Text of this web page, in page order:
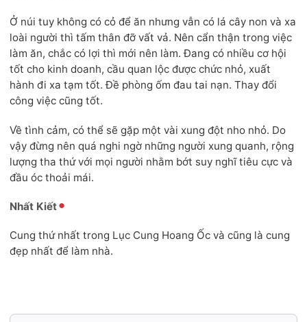
Ở núi tuy không có cỏ để ăn nhưng vẫn có lá cây non và xa
loài người thì tấm thân đỡ vất vả. Nên cẩn thận trong việc
làm ăn, chắc có lợi thì mới nên làm. Đang có nhiều cơ hội
tốt cho kinh doanh, cầu quan lộc được chức nhỏ, xuất
hành đi xa tạm tốt. Đề phòng ốm đau tai nạn. Thay đổi
công việc cũng tốt.
Về tình cảm, có thể sẽ gặp một vài xung đột nho nhỏ. Do
vậy đừng nên quá nghi ngờ những người xung quanh, rộng
lượng tha thứ với mọi người nhằm bớt suy nghĩ tiêu cực và
đầu óc thoải mái.
Nhất Kiết
Cung thứ nhất trong Lục Cung Hoang Ốc và cũng là cung
đẹp nhất để làm nhà.